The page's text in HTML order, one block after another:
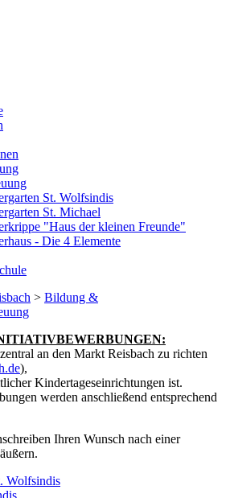
St. Wolfsindis
St. Michael
"Haus der kleinen Freunde"
- Die 4 Elemente
> Bildung &
an den Markt Reisbach zu richten
),
Kindertageseinrichtungen ist.
werden anschließend entsprechend
Ihren Wunsch nach einer